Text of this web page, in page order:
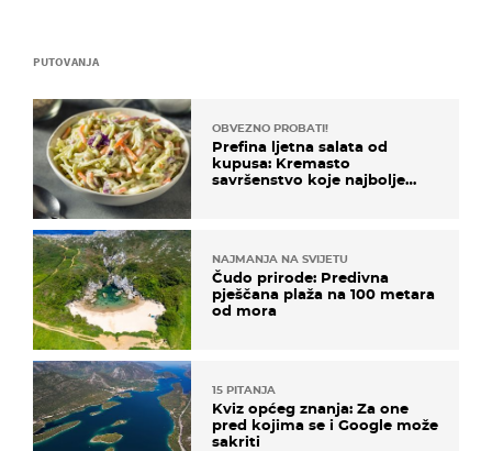
PUTOVANJA
OBVEZNO PROBATI!
Prefina ljetna salata od
kupusa: Kremasto
savršenstvo koje najbolje
NAJMANJA NA SVIJETU
Čudo prirode: Predivna
pješčana plaža na 100 metara
od mora
15 PITANJA
Kviz općeg znanja: Za one
pred kojima se i Google može
sakriti